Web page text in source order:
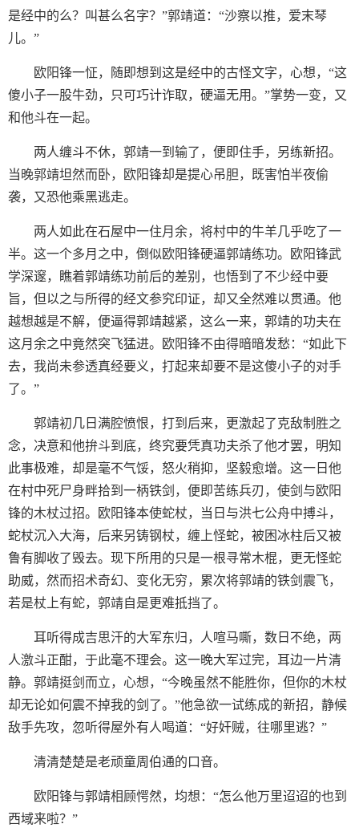
是经中的么？叫甚么名字？”郭靖道：“沙察以推，爱末琴
儿。”
欧阳锋一怔，随即想到这是经中的古怪文字，心想，“这
傻小子一股牛劲，只可巧计诈取，硬逼无用。”掌势一变，又
和他斗在一起。
两人缠斗不休，郭靖一到输了，便即住手，另练新招。
当晚郭靖坦然而卧，欧阳锋却是提心吊胆，既害怕半夜偷
袭，又恐他乘黑逃走。
两人如此在石屋中一住月余，将村中的牛羊几乎吃了一
半。这一个多月之中，倒似欧阳锋硬逼郭靖练功。欧阳锋武
学深邃，瞧着郭靖练功前后的差别，也悟到了不少经中要
旨，但以之与所得的经文参究印证，却又全然难以贯通。他
越想越是不解，便逼得郭靖越紧，这么一来，郭靖的功夫在
这月余之中竟然突飞猛进。欧阳锋不由得暗暗发愁：“如此下
去，我尚未参透真经要义，打起来却要不是这傻小子的对手
了。”
郭靖初几日满腔愤恨，打到后来，更激起了克敌制胜之
念，决意和他拚斗到底，终究要凭真功夫杀了他才罢，明知
此事极难，却是毫不气馁，怒火稍抑，坚毅愈增。这一日他
在村中死尸身畔拾到一柄铁剑，便即苦练兵刃，使剑与欧阳
锋的木杖过招。欧阳锋本使蛇杖，当日与洪七公舟中搏斗，
蛇杖沉入大海，后来另铸钢杖，缠上怪蛇，被困冰柱后又被
鲁有脚收了毁去。现下所用的只是一根寻常木棍，更无怪蛇
助威，然而招术奇幻、变化无穷，累次将郭靖的铁剑震飞，
若是杖上有蛇，郭靖自是更难抵挡了。
耳听得成吉思汗的大军东归，人喧马嘶，数日不绝，两
人激斗正酣，于此毫不理会。这一晚大军过完，耳边一片清
静。郭靖挺剑而立，心想，“今晚虽然不能胜你，但你的木杖
却无论如何震不掉我的剑了。”他急欲一试练成的新招，静候
敌手先攻，忽听得屋外有人喝道：“好奸贼，往哪里逃？”
清清楚楚是老顽童周伯通的口音。
欧阳锋与郭靖相顾愕然，均想：“怎么他万里迢迢的也到
西域来啦？”